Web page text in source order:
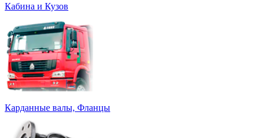
Кабина и Кузов
Карданные валы, Фланцы